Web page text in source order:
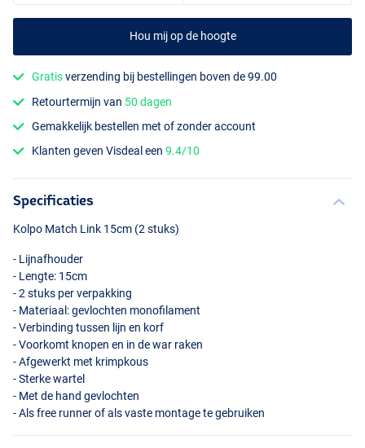
Hou mij op de hoogte
Gratisverzending bij bestellingen boven de 99.00
Retourtermijn van 50 dagen
Gemakkelijk bestellen met of zonder account
Klanten geven Visdeal een9.4/10
Specificaties
Kolpo Match Link 15cm (2 stuks)
- Lijnafhouder
- Lengte: 15cm
- 2 stuks per verpakking
- Materiaal: gevlochten monofilament
- Verbinding tussen lijn en korf
- Voorkomt knopen en in de war raken
- Afgewerkt met krimpkous
- Sterke wartel
- Met de hand gevlochten
- Als free runner of als vaste montage te gebruiken